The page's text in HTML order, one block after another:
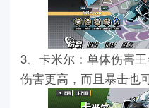
3、卡米尔：单体伤害
伤害更高，而且暴击也